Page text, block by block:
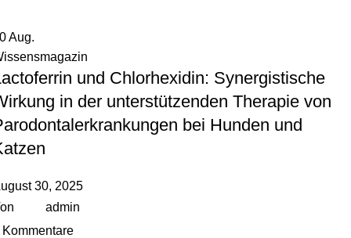
Aug.
und Chlorhexidin: Synergistische
in der unterstützenden Therapie von
bei Hunden und
30, 2025
admin
Kommentare